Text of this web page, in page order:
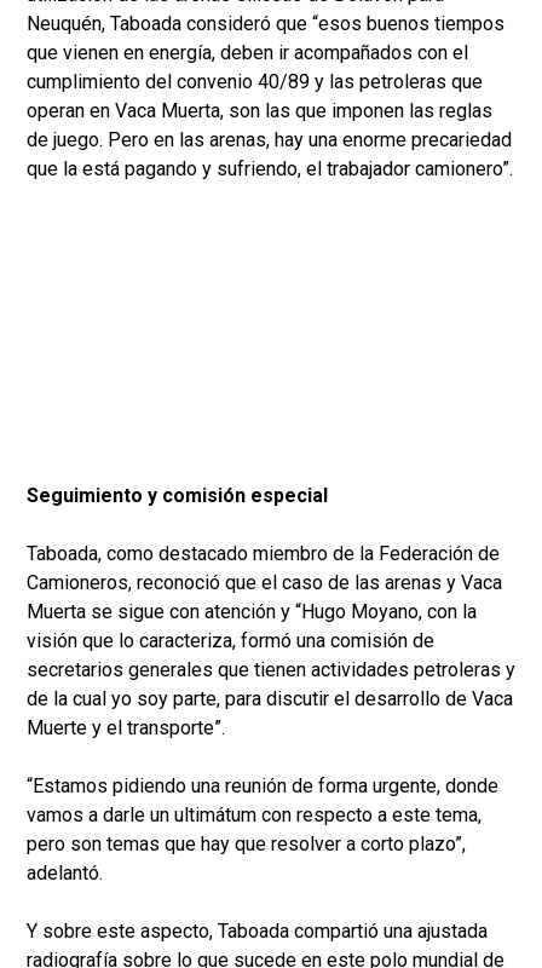
Neuquén, Taboada consideró que “esos buenos tiempos
que vienen en energía, deben ir acompañados con el
cumplimiento del convenio 40/89 y las petroleras que
operan en Vaca Muerta, son las que imponen las reglas
de juego. Pero en las arenas, hay una enorme precariedad
que la está pagando y sufriendo, el trabajador camionero”.
Seguimiento y comisión especial
Taboada, como destacado miembro de la Federación de
Camioneros, reconoció que el caso de las arenas y Vaca
Muerta se sigue con atención y “Hugo Moyano, con la
visión que lo caracteriza, formó una comisión de
secretarios generales que tienen actividades petroleras y
de la cual yo soy parte, para discutir el desarrollo de Vaca
Muerte y el transporte”.
“Estamos pidiendo una reunión de forma urgente, donde
vamos a darle un ultimátum con respecto a este tema,
pero son temas que hay que resolver a corto plazo”,
adelantó.
Y sobre este aspecto, Taboada compartió una ajustada
radiografía sobre lo que sucede en este polo mundial de